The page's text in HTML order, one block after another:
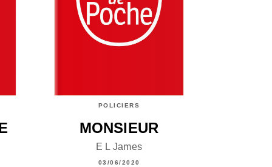
POLICIERS
MONSIEUR
E L James
03/06/2020